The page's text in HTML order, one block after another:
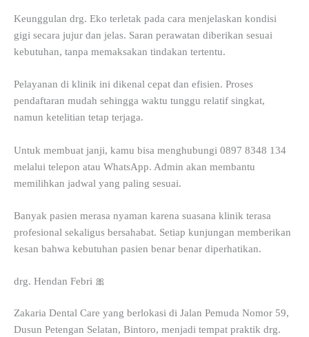
Keunggulan drg. Eko terletak pada cara menjelaskan kondisi
gigi secara jujur dan jelas. Saran perawatan diberikan sesuai
kebutuhan, tanpa memaksakan tindakan tertentu.
Pelayanan di klinik ini dikenal cepat dan efisien. Proses
pendaftaran mudah sehingga waktu tunggu relatif singkat,
namun ketelitian tetap terjaga.
Untuk membuat janji, kamu bisa menghubungi 0897 8348 134
melalui telepon atau WhatsApp. Admin akan membantu
memilihkan jadwal yang paling sesuai.
Banyak pasien merasa nyaman karena suasana klinik terasa
profesional sekaligus bersahabat. Setiap kunjungan memberikan
kesan bahwa kebutuhan pasien benar benar diperhatikan.
drg. Hendan Febri 🎀
Zakaria Dental Care yang berlokasi di Jalan Pemuda Nomor 59,
Dusun Petengan Selatan, Bintoro, menjadi tempat praktik drg.